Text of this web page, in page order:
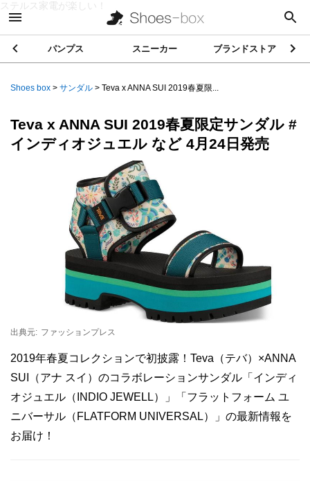
ステルス家電が楽しい！
パンプス スニーカー ブランドストア
Shoes box > サンダル > Teva x ANNA SUI 2019春夏限...
Teva x ANNA SUI 2019春夏限定サンダル #
インディオジュエル など 4月24日発売
出典元: ファッションプレス
2019年春夏コレクションで初披露！Teva（テバ）×ANNA
SUI（アナ スイ）のコラボレーションサンダル「インディ
オジュエル（INDIO JEWELL）」「フラットフォーム ユ
ニバーサル（FLATFORM UNIVERSAL）」の最新情報を
お届け！